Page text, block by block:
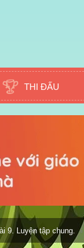
THI ĐẤU
9. Luyện tập chung.